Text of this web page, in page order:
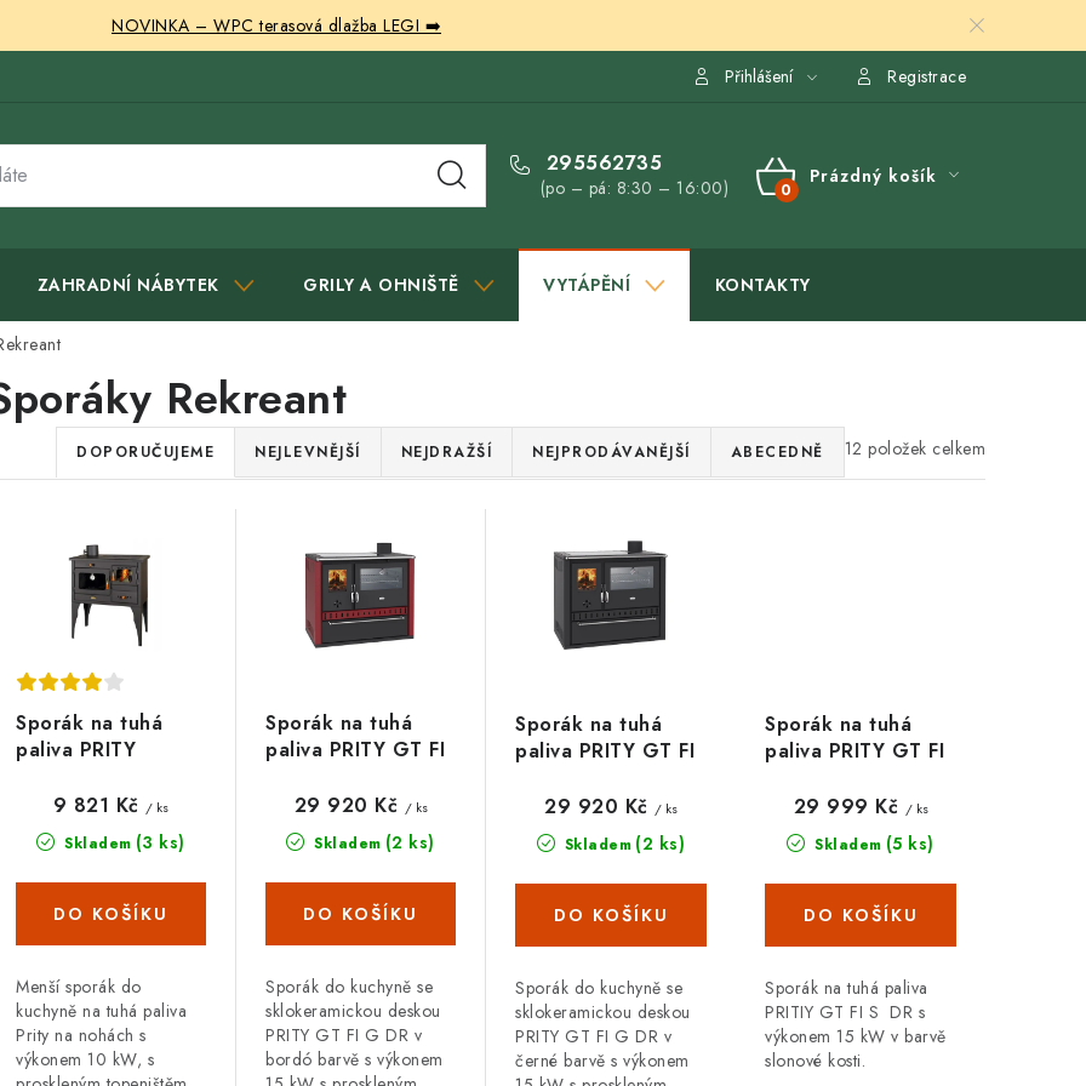
NOVINKA – WPC terasová dlažba LEGI ➡️
Přihlášení Registrace
295562735
(po – pá: 8:30 – 16:00)
NÁKUPNÍ
Prázdný košík
ZAHRADNÍ NÁBYTEK GRILY A OHNIŠTĚ VYTÁPĚNÍ KONTAKTY
Rekreant
12
Ř
a
e
n
í
p
r
o
d
u
k
t
ů
DOPORUČUJEME NEJLEVNĚJŠÍ NEJDRAŽŠÍ NEJPRODÁVANĚJŠÍ ABECEDNĚ
Sporák na tuhá
paliva PRITY
Skladem (3 ks)
9 821 Kč / ks
Menší sporák do
kuchyně na tuhá paliva
Prity na nohách s
výkonem 10 kW, s
Sporák na tuhá
paliva PRITY GT FI
Skladem (2 ks)
29 920 Kč / ks
Sporák do kuchyně se
sklokeramickou deskou
PRITY GT FI G DR v
bordó barvě s výkonem
Sporák na tuhá
paliva PRITY GT FI
Skladem (2 ks)
29 920 Kč / ks
Sporák do kuchyně se
sklokeramickou deskou
PRITY GT FI G DR v
černé barvě s výkonem
Sporák na tuhá
paliva PRITY GT FI
trouba, slonová
kost Skladem (5 ks)
29 999 Kč / ks
Sporák na tuhá paliva
PRITIY GT FI S DR s
výkonem 15 kW v barvě
slonové kosti.